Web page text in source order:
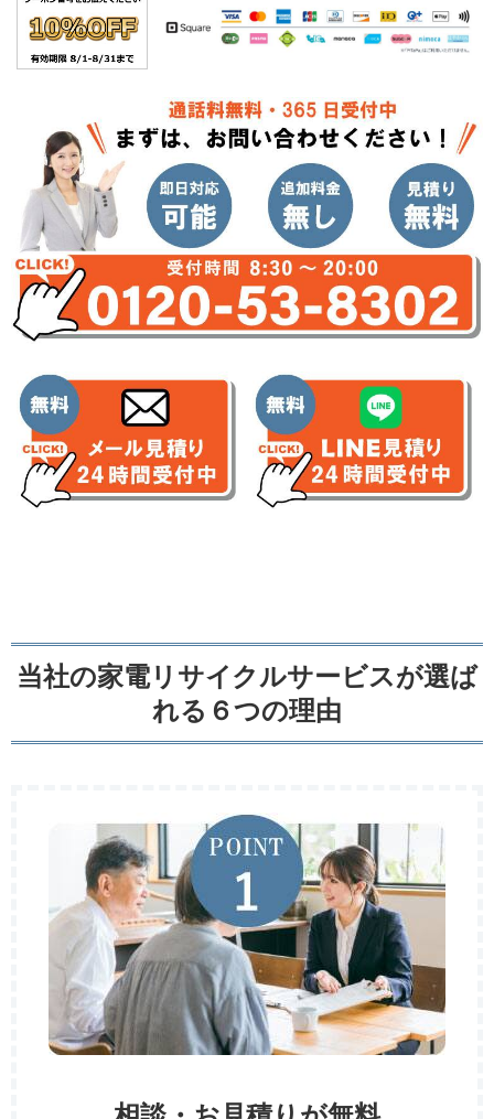
当社の家電リサイクルサービスが選ば
れる６つの理由